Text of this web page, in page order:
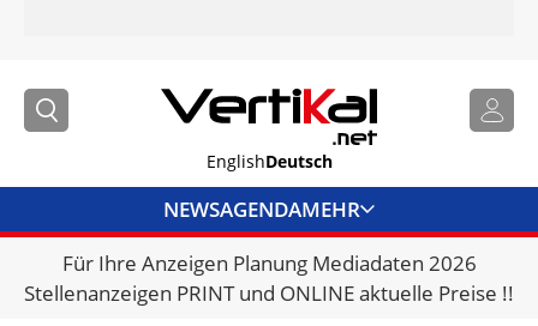
EnglishDeutsch
NEWSAGENDAMEHR
BRANCHENLINKS
VERMIETER
Für Ihre Anzeigen Planung Mediadaten 2026
Stellenanzeigen PRINT und ONLINE aktuelle Preise !!